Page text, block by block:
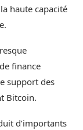
haute capacité
finance
support des
Bitcoin.
d’importants